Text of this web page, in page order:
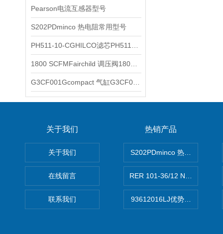
Pearson电流互感器型号
S202PDminco 热电阻常用型号
关于我们
关于我们
在线留言
联系我们
热销产品
S202PDminco 热电阻
RER 101-36/12 NHH离心
93612016LJ优势供应美国